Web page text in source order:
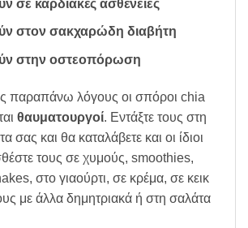
σε καρδιακές ασθένειες
στον σακχαρώδη διαβήτη
στην οστεοπόρωση
παραπάνω λόγους οι σπόροι chia
θαυματουργοί. Εντάξτε τους στη
σας και θα καταλάβετε και οι ίδιοι
τους σε χυμούς, smoothies,
στο γιαούρτι, σε κρέμα, σε κεικ
με άλλα δημητριακά ή στη σαλάτα